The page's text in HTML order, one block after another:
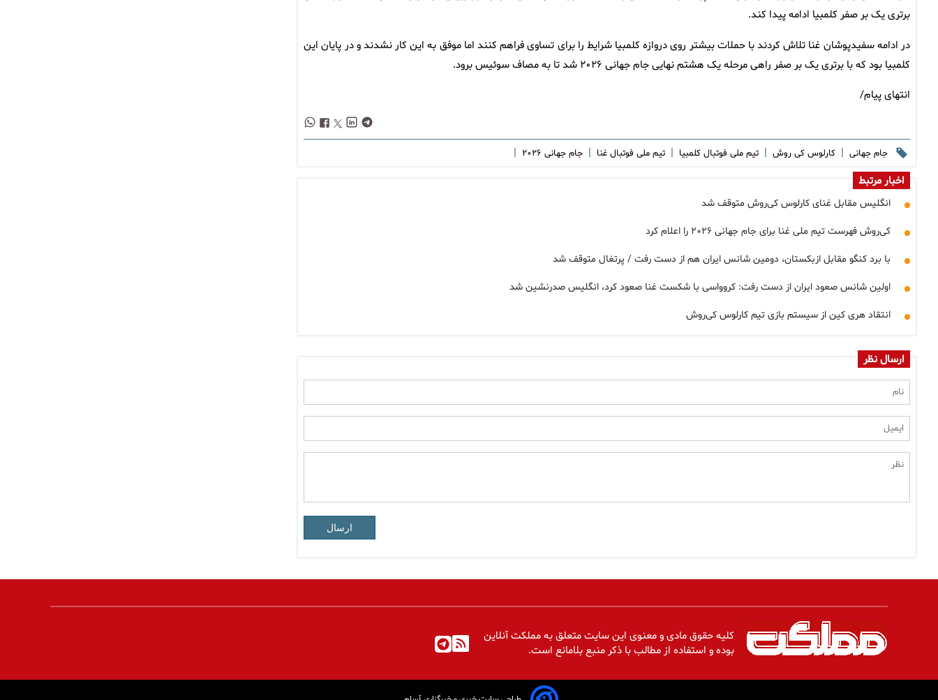
برتری یک بر صفر کلمبیا ادامه پیدا کند.
در ادامه سفیدپوشان غنا تلاش کردند با حملات بیشتر روی دروازه کلمبیا شرایط را برای تساوی فراهم کنند اما موفق به این کار نشدند و در پایان این
کلمبیا بود که با برتری یک بر صفر راهی مرحله یک هشتم نهایی جام جهانی ۲۰۲۶ شد تا به مصاف سوئیس برود.
انتهای پیام/
جام جهانی | کارلوس کی روش | تیم ملی فوتبال کلمبیا | تیم ملی فوتبال غنا | جام جهانی ۲۰۲۶ |
اخبار مرتبط
انگلیس مقابل غنای کارلوس کی‌روش متوقف شد
کی‌روش فهرست تیم ملی غنا برای جام جهانی ۲۰۲۶ را اعلام کرد
با برد کنگو مقابل ازبکستان، دومین شانس ایران هم از دست رفت / پرتغال متوقف شد
اولین شانس صعود ایران از دست رفت: کروواسی با شکست غنا صعود کرد، انگلیس صدرنشین شد
انتقاد هری کین از سیستم بازی تیم کارلوس کی‌روش
ارسال نظر
ارسال
کلیه حقوق مادی و معنوی این سایت متعلق به مملکت آنلاین
بوده و استفاده از مطالب با ذکر منبع بلامانع است.